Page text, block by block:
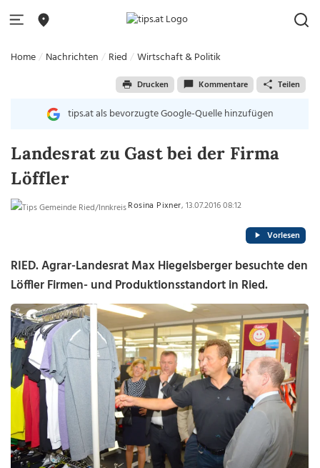
Home Nachrichten Ried Wirtschaft & Politik
Drucken Kommentare Teilen
tips.at als bevorzugte Google-Quelle hinzufügen
Landesrat zu Gast bei der Firma
Löffler
Rosina Pixner, 13.07.2016 08:12
Vorlesen
RIED. Agrar-Landesrat Max Hiegelsberger besuchte den
Löffler Firmen- und Produktionsstandort in Ried.